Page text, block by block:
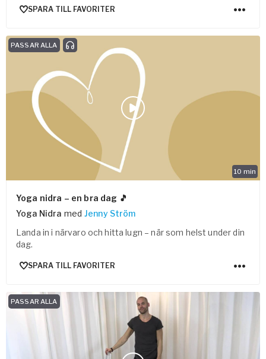
SPARA TILL FAVORITER
10 min
PASSAR ALLA
Yoga nidra – en bra dag 🎵
Yoga Nidra med Jenny Ström
Landa in i närvaro och hitta lugn – när som helst under din
dag.
SPARA TILL FAVORITER
PASSAR ALLA